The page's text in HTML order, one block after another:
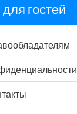
гостей